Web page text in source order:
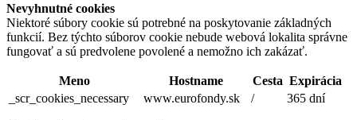
Nevyhnutné cookies
Niektoré súbory cookie sú potrebné na poskytovanie základných
funkcií. Bez týchto súborov cookie nebude webová lokalita správne
fungovať a sú predvolene povolené a nemožno ich zakázať.
Meno Hostname Cesta Expirácia
_scr_cookies_necessary
www.eurofondy.sk / 365 dní